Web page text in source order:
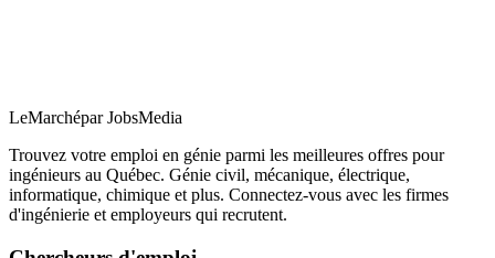
LeMarchépar JobsMedia
Trouvez votre emploi en génie parmi les meilleures offres pour
ingénieurs au Québec. Génie civil, mécanique, électrique,
informatique, chimique et plus. Connectez-vous avec les firmes
d'ingénierie et employeurs qui recrutent.